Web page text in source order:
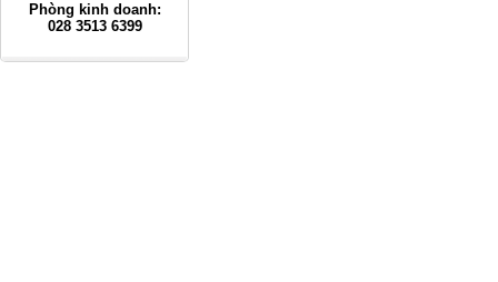
Phòng kinh doanh:
028 3513 6399